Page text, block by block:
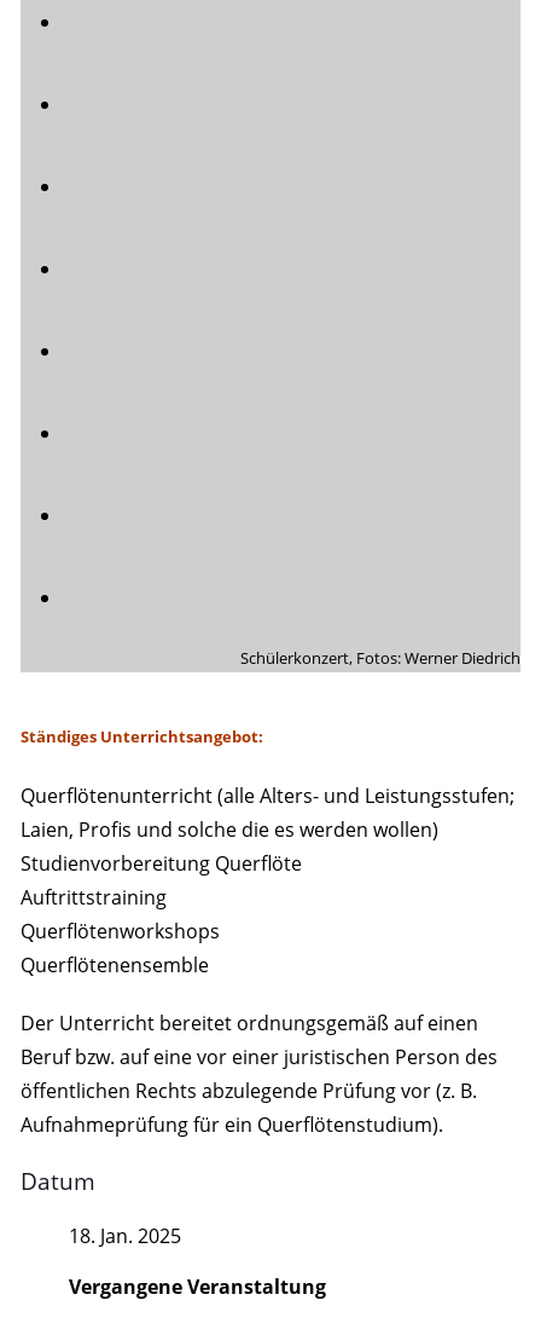
Schülerkonzert, Fotos: Werner Diedrich
Ständiges Unterrichtsangebot:
Querflötenunterricht (alle Alters- und Leistungsstufen;
Laien, Profis und solche die es werden wollen)
Studienvorbereitung Querflöte
Auftrittstraining
Querflötenworkshops
Querflötenensemble
Der Unterricht bereitet ordnungsgemäß auf einen
Beruf bzw. auf eine vor einer juristischen Person des
öffentlichen Rechts abzulegende Prüfung vor (z. B.
Aufnahmeprüfung für ein Querflötenstudium).
Datum
18. Jan. 2025
Vergangene Veranstaltung